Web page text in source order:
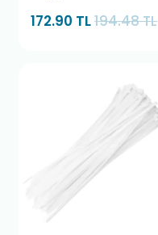
172.90 TL194.48 TL